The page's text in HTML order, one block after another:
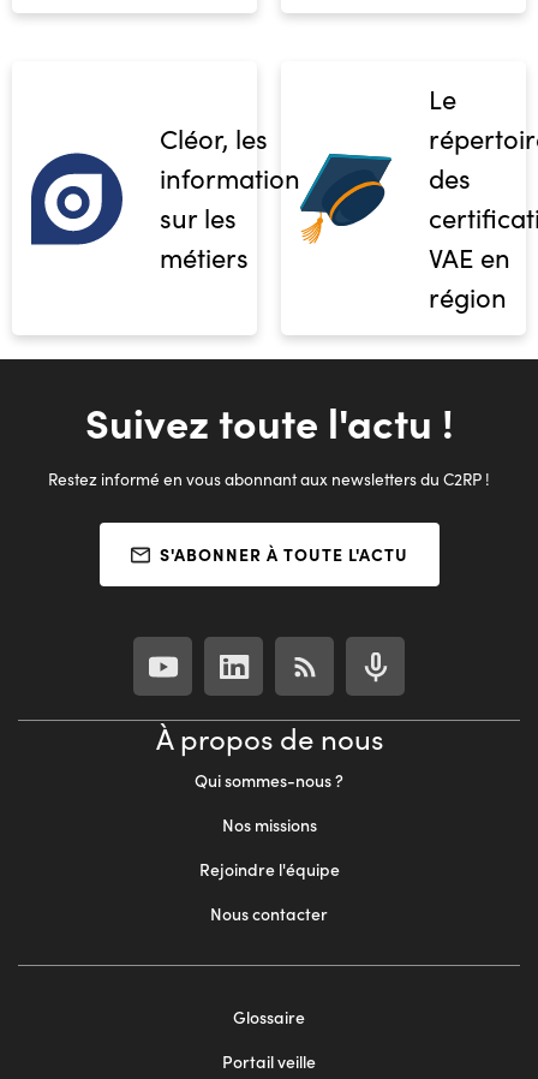
Cléor, les
informations
sur les
métiers
Le
des
VAE en
région
Suivez toute l'actu !
Restez informé en vous abonnant aux newsletters du C2RP !
S'ABONNER À TOUTE L'ACTU
À propos de nous
Qui sommes-nous ?
Nos missions
Rejoindre l'équipe
Nous contacter
Glossaire
Portail veille